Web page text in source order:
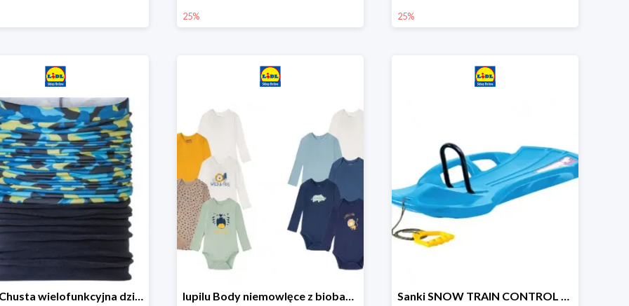
25% 25%
lupilu Chusta wielofunkcyjna dziecięca lupilu Body niemowlęce z biobawełny Sanki SNOW TRAIN CONTROL -25%